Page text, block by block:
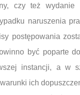
czy też
naruszenia
postępowania
być poparte
instancji, a w
ich